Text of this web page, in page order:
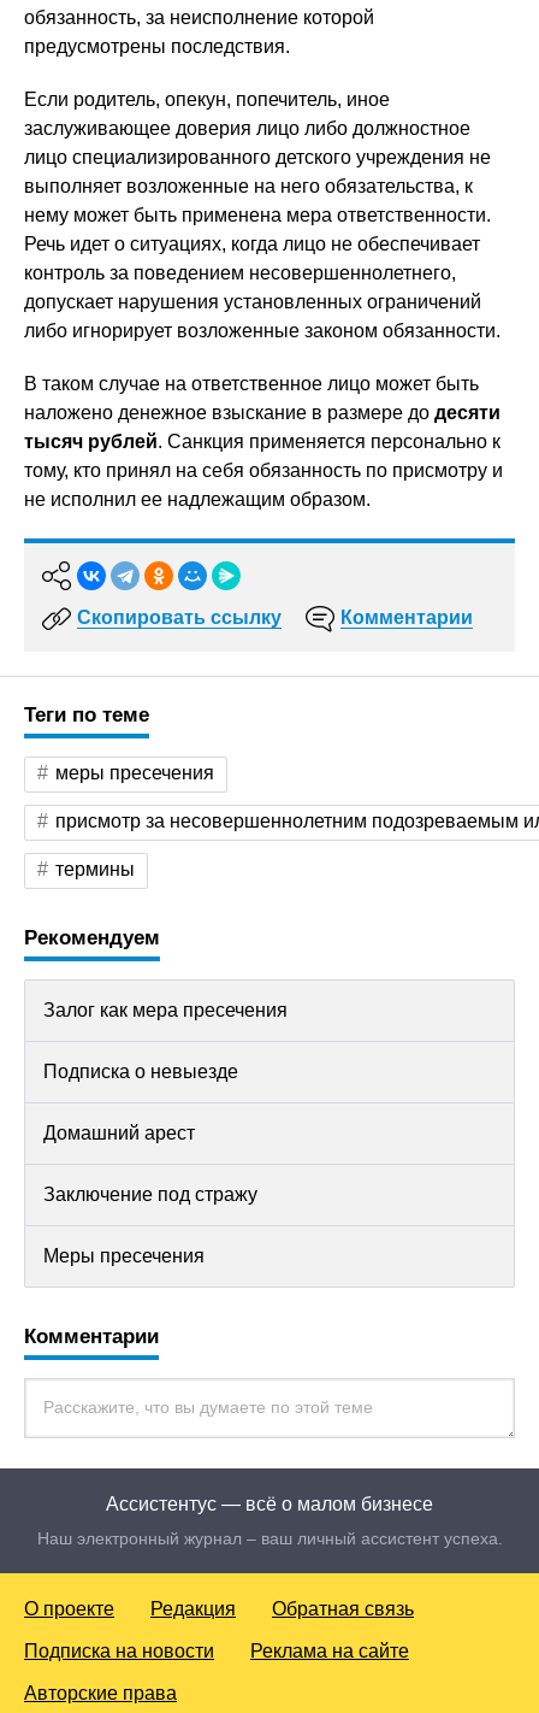
обязанность, за неисполнение которой
предусмотрены последствия.
Если родитель, опекун, попечитель, иное
заслуживающее доверия лицо либо должностное
лицо специализированного детского учреждения не
выполняет возложенные на него обязательства, к
нему может быть применена мера ответственности.
Речь идет о ситуациях, когда лицо не обеспечивает
контроль за поведением несовершеннолетнего,
допускает нарушения установленных ограничений
либо игнорирует возложенные законом обязанности.
В таком случае на ответственное лицо может быть
наложено денежное взыскание в размере до десяти
тысяч рублей. Санкция применяется персонально к
тому, кто принял на себя обязанность по присмотру и
не исполнил ее надлежащим образом.
Скопировать ссылку Комментарии
Теги по теме
меры пресечения
присмотр за несовершеннолетним подозреваемым
термины
Рекомендуем
Залог как мера пресечения
Подписка о невыезде
Домашний арест
Заключение под стражу
Меры пресечения
Комментарии
Ассистентус — всё о малом бизнесе
Наш электронный журнал – ваш личный ассистент успеха.
О проекте Редакция Обратная связь
Подписка на новости Реклама на сайте
Авторские права